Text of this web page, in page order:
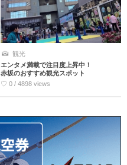
観光
エンタメ満載で注目度上昇中！
赤坂のおすすめ観光スポット
♡ 0 / 4898 views